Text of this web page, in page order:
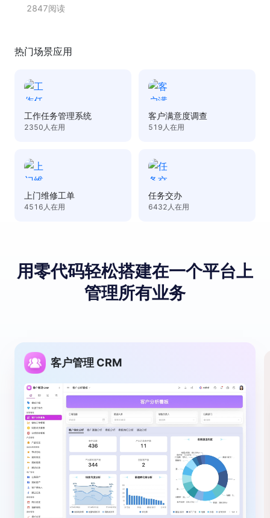
2847阅读
热门场景应用
工作任务管理系统
2350 人在用
客户满意度调查
519 人在用
上门维修工单
4516 人在用
任务交办
6432 人在用
用零代码轻松搭建在⼀个平台上
管理所有业务
客户管理 CRM